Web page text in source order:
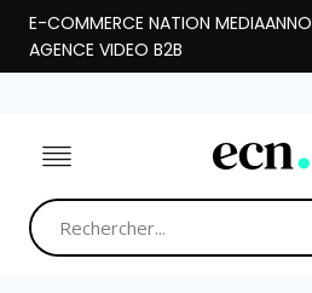
Aller
contenu
E-COMMERCE NATION MEDIA
AGENCE VIDEO B2B